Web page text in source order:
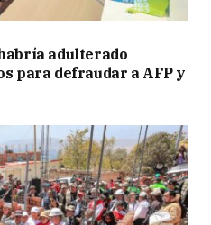
adulterado
para defraudar a AFP y